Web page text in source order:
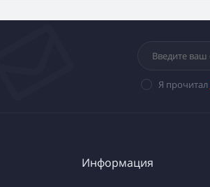
Я прочитал
Информация